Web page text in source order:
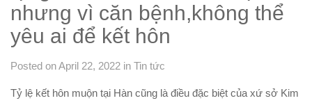
nhưng vì căn bệnh,không thể
yêu ai để kết hôn
Posted on April 22, 2022 in Tin tức
Tỷ lệ kết hôn muộn tại Hàn cũng là điều đặc biệt của xứ sở Kim